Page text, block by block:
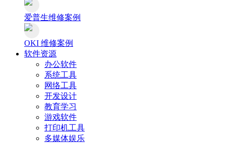
爱普生维修案例
OKI 维修案例
软件资源
办公软件
系统工具
网络工具
开发设计
教育学习
游戏软件
打印机工具
多媒体娱乐